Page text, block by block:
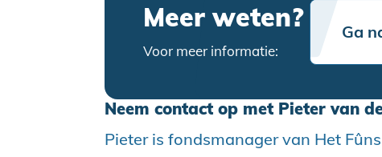
Meer weten?
Voor meer informatie:
Ga
Neem contact op met Pieter van
Pieter is fondsmanager van Het